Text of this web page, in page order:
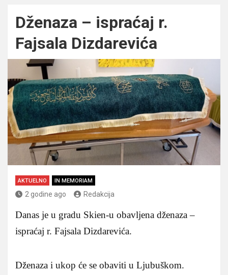
Dženaza – ispraćaj r.
Fajsala Dizdarevića
AKTUELNO IN MEMORIAM
2 godine ago Redakcija
Danas je u gradu Skien-u obavljena dženaza –
ispraćaj r. Fajsala Dizdarevića.
Dženaza i ukop će se obaviti u Ljubuškom.